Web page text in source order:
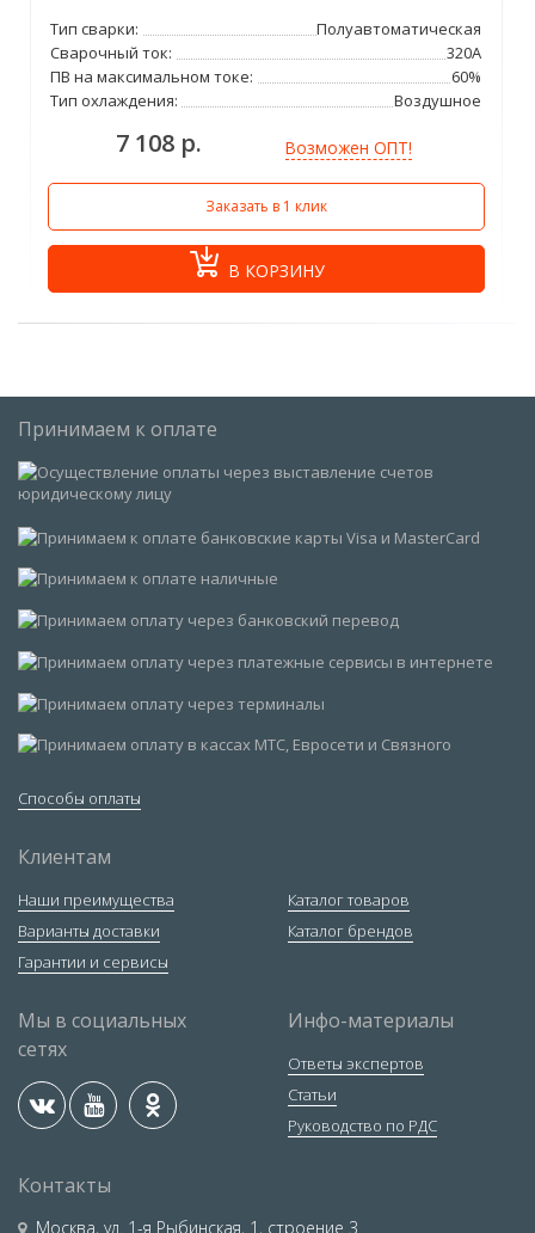
Тип сварки:
Полуавтоматическая
Сварочный ток:
320А
ПВ на максимальном токе:
60%
Тип охлаждения:
Воздушное
7 108 р. Возможен ОПТ!
Заказать в 1 клик
В КОРЗИНУ
Принимаем к оплате
Способы оплаты
Клиентам
Наши преимущества
Варианты доставки
Гарантии и сервисы
Каталог товаров
Каталог брендов
Мы в социальных
сетях
Инфо-материалы
Ответы экспертов
Статьи
Руководство по РДС
Контакты
Москва, ул. 1-я Рыбинская, 1, строение 3